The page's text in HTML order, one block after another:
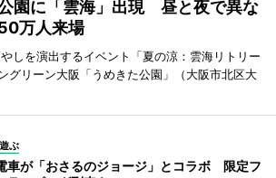
園に「雲海」出現 昼と夜で異な
万人来場
しを演出するイベント「夏の涼：雲海リトリー
グリーン大阪「うめきた公園」（大阪市北区大
ぶ
車が「おさるのジョージ」とコラボ 限定フ